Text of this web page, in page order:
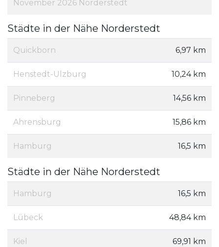
November 2026 Norderstedt
Städte in der Nähe Norderstedt
Quickborn 6,97 km
Henstedt-Ulzburg 10,24 km
Pinneberg 14,56 km
Ahrensburg 15,86 km
Hamburg 16,5 km
Städte in der Nähe Norderstedt
Hamburg 16,5 km
Lübeck 48,84 km
Kiel 69,91 km